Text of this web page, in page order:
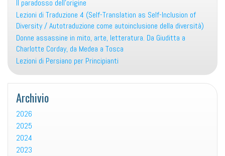
Il paradosso dell’origine
Lezioni di Traduzione 4 (Self-Translation as Self-Inclusion of
Diversity / Autotraduzione come autoinclusione della diversità)
Donne assassine in mito, arte, letteratura. Da Giuditta a
Charlotte Corday, da Medea a Tosca
Lezioni di Persiano per Principianti
Archivio
2026
2025
2024
2023